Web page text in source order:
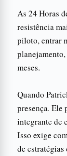
As 24 Horas
resistência
piloto, entrar
meses.
Quando
presença. Ele
integrante de
Isso exige
de